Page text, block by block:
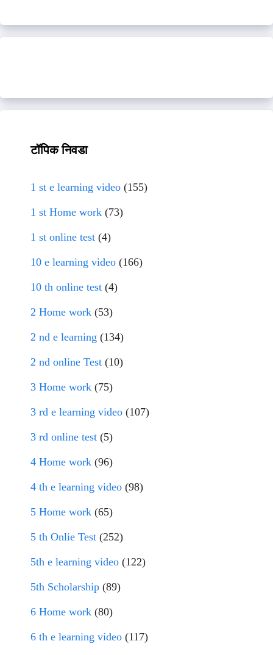
टॉपिक निवडा
1 st e learning video (155)
1 st Home work (73)
1 st online test (4)
10 e learning video (166)
10 th online test (4)
2 Home work (53)
2 nd e learning (134)
2 nd online Test (10)
3 Home work (75)
3 rd e learning video (107)
3 rd online test (5)
4 Home work (96)
4 th e learning video (98)
5 Home work (65)
5 th Onlie Test (252)
5th e learning video (122)
5th Scholarship (89)
6 Home work (80)
6 th e learning video (117)